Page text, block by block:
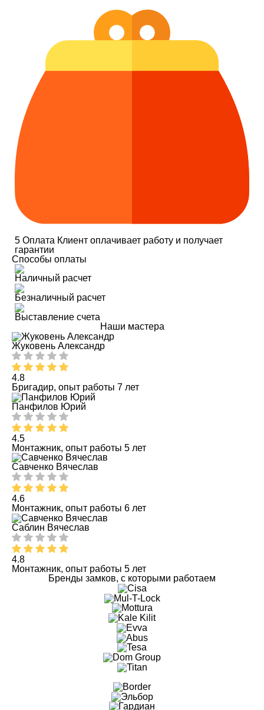
5 Оплата Клиент оплачивает работу и получает
гарантии
Способы оплаты
Наличный расчет
Безналичный расчет
Выставление счета
Наши мастера
Жуковень Александр
4.8
Бригадир, опыт работы 7 лет
Панфилов Юрий
4.5
Монтажник, опыт работы 5 лет
Савченко Вячеслав
4.6
Монтажник, опыт работы 6 лет
Саблин Вячеслав
4.8
Монтажник, опыт работы 5 лет
Бренды замков, с которыми работаем